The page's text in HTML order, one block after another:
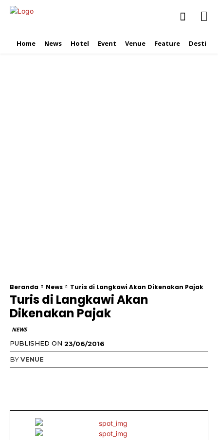
Home News Hotel Event Venue Feature
Beranda News Turis di Langkawi Akan Dikenakan Pajak
Turis di Langkawi Akan
Dikenakan Pajak
NEWS
PUBLISHED ON 23/06/2016
BYVENUE